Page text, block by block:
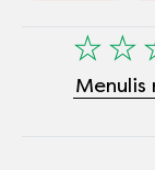
Tidak
ada
Menulis